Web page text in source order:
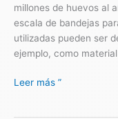
millones de huevos al
escala de bandejas
utilizadas pueden ser
ejemplo, como
Leer más ”